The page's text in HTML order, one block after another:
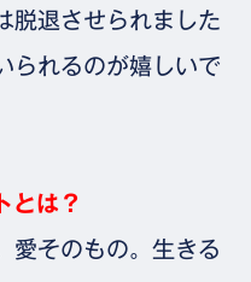
脱退させられました
れるのが嬉しいで
は？
愛そのもの。生きる